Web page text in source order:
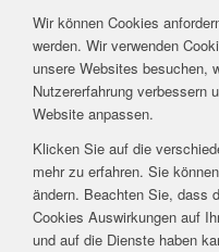
Wir können Cookies
werden. Wir verwenden
unsere Websites besuchen,
Nutzererfahrung verbessern
Website anpassen.
Klicken Sie auf die
mehr zu erfahren. Sie
ändern. Beachten Sie, dass
Cookies Auswirkungen auf
und auf die Dienste haben